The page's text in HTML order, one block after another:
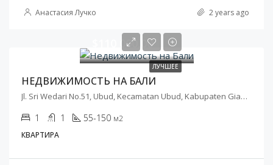
Анастасия Лучко 2 years ago
ЛУЧШЕЕ
$110 000,00
НЕДВИЖИМОСТЬ НА БАЛИ
Jl. Sri Wedari No.51, Ubud, Kecamatan Ubud, Kabupaten Gianyar, Bali 80571, Индонезия
1 1 55-150 м2
КВАРТИРА